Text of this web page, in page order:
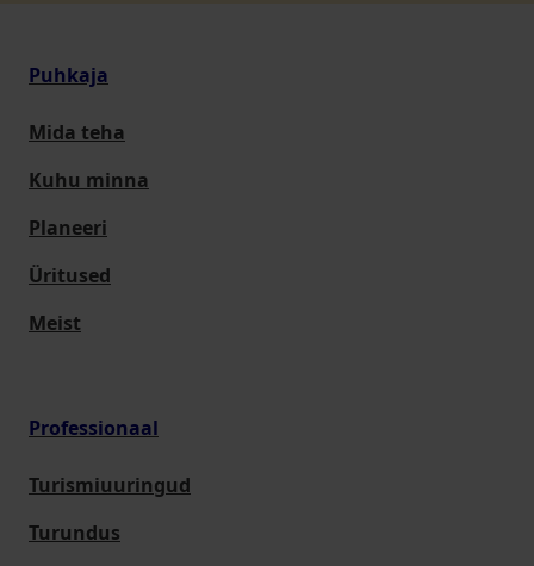
Puhkaja
Mida teha
Kuhu minna
Planeeri
Üritused
Meist
Professionaal
Turismiuuringud
Turundus